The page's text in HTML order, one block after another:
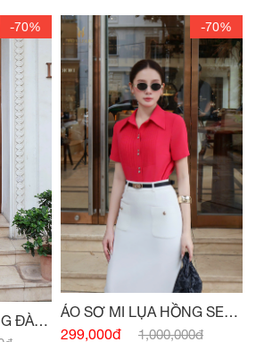
-70%
ĐÀO
-70%
ÁO SƠ MI LỤA HỒNG SEN
BẤU LY THÂN
299,000đ 1,000,000đ